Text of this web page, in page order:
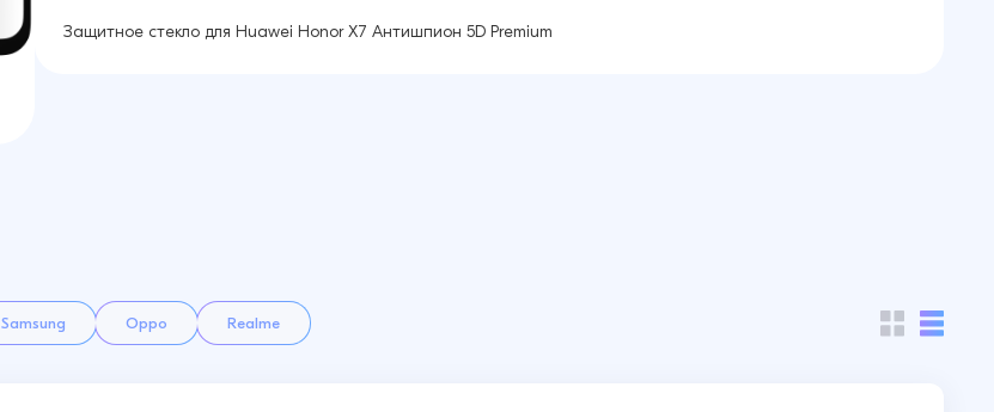
Защитное стекло для Huawei Honor X7 Антишпион 5D Premium
Samsung Oppo Realme